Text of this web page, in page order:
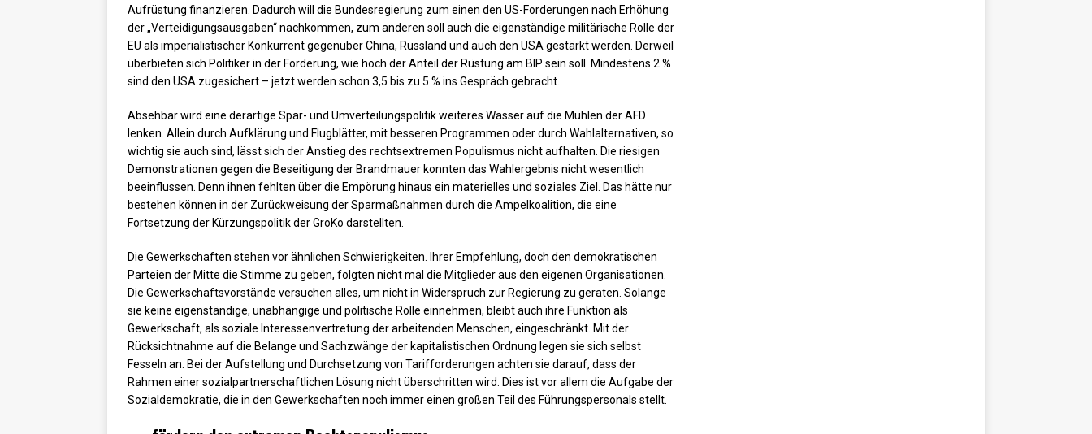
Aufrüstung finanzieren. Dadurch will die Bundesregierung zum einen den US-Forderungen nach Erhöhung
der „Verteidigungsausgaben“ nachkommen, zum anderen soll auch die eigenständige militärische Rolle der
EU als imperialistischer Konkurrent gegenüber China, Russland und auch den USA gestärkt werden. Derweil
überbieten sich Politiker in der Forderung, wie hoch der Anteil der Rüstung am BIP sein soll. Mindestens 2 %
sind den USA zugesichert – jetzt werden schon 3,5 bis zu 5 % ins Gespräch gebracht.
Absehbar wird eine derartige Spar- und Umverteilungspolitik weiteres Wasser auf die Mühlen der AFD
lenken. Allein durch Aufklärung und Flugblätter, mit besseren Programmen oder durch Wahlalternativen, so
wichtig sie auch sind, lässt sich der Anstieg des rechtsextremen Populismus nicht aufhalten. Die riesigen
Demonstrationen gegen die Beseitigung der Brandmauer konnten das Wahlergebnis nicht wesentlich
beeinflussen. Denn ihnen fehlten über die Empörung hinaus ein materielles und soziales Ziel. Das hätte nur
bestehen können in der Zurückweisung der Sparmaßnahmen durch die Ampelkoalition, die eine
Fortsetzung der Kürzungspolitik der GroKo darstellten.
Die Gewerkschaften stehen vor ähnlichen Schwierigkeiten. Ihrer Empfehlung, doch den demokratischen
Parteien der Mitte die Stimme zu geben, folgten nicht mal die Mitglieder aus den eigenen Organisationen.
Die Gewerkschaftsvorstände versuchen alles, um nicht in Widerspruch zur Regierung zu geraten. Solange
sie keine eigenständige, unabhängige und politische Rolle einnehmen, bleibt auch ihre Funktion als
Gewerkschaft, als soziale Interessenvertretung der arbeitenden Menschen, eingeschränkt. Mit der
Rücksichtnahme auf die Belange und Sachzwänge der kapitalistischen Ordnung legen sie sich selbst
Fesseln an. Bei der Aufstellung und Durchsetzung von Tarifforderungen achten sie darauf, dass der
Rahmen einer sozialpartnerschaftlichen Lösung nicht überschritten wird. Dies ist vor allem die Aufgabe der
Sozialdemokratie, die in den Gewerkschaften noch immer einen großen Teil des Führungspersonals stellt.